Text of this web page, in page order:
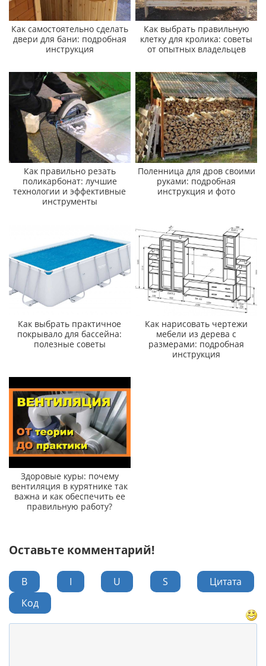
Как самостоятельно сделать
двери для бани: подробная
инструкция
Как выбрать правильную
клетку для кролика: советы
от опытных владельцев
Как правильно резать
поликарбонат: лучшие
технологии и эффективные
инструменты
Поленница для дров своими
руками: подробная
инструкция и фото
Как выбрать практичное
покрывало для бассейна:
полезные советы
Как нарисовать чертежи
мебели из дерева с
размерами: подробная
инструкция
Здоровые куры: почему
вентиляция в курятнике так
важна и как обеспечить ее
правильную работу?
Оставьте комментарий!
B I U S
Цитата
Код